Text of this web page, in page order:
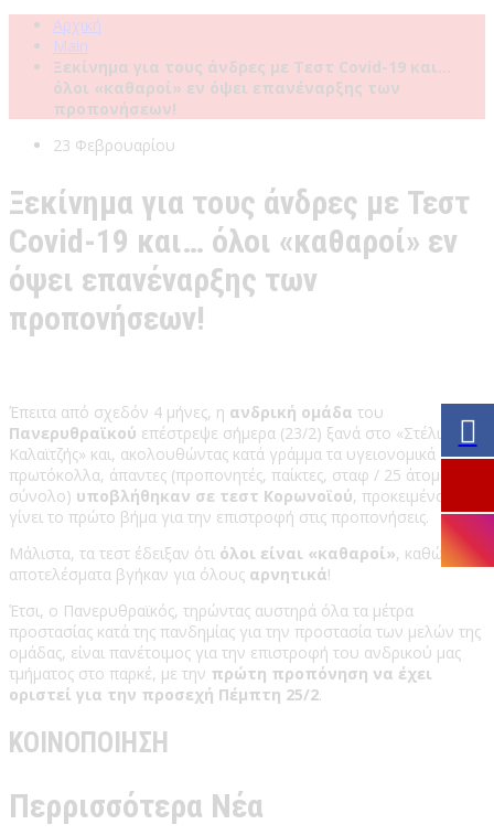
Αρχική
Main
Ξεκίνημα για τους άνδρες με Τεστ Covid-19 και…
όλοι «καθαροί» εν όψει επανέναρξης των
προπονήσεων!
23 Φεβρουαρίου
Ξεκίνημα για τους άνδρες με Τεστ
Covid-19 και… όλοι «καθαροί» εν
όψει επανέναρξης των
προπονήσεων!
Έπειτα από σχεδόν 4 μήνες, η ανδρική ομάδα του
Πανερυθραϊκού επέστρεψε σήμερα (23/2) ξανά στο «Στέλιος
Καλαϊτζής» και, ακολουθώντας κατά γράμμα τα υγειονομικά
πρωτόκολλα, άπαντες (προπονητές, παίκτες, σταφ / 25 άτομα το
σύνολο) υποβλήθηκαν σε τεστ Κορωνοϊού, προκειμένου να
γίνει το πρώτο βήμα για την επιστροφή στις προπονήσεις.
Μάλιστα, τα τεστ έδειξαν ότι όλοι είναι «καθαροί», καθώς τα
αποτελέσματα βγήκαν για όλους αρνητικά!
Έτσι, ο Πανερυθραϊκός, τηρώντας αυστηρά όλα τα μέτρα
προστασίας κατά της πανδημίας για την προστασία των μελών της
ομάδας, είναι πανέτοιμος για την επιστροφή του ανδρικού μας
τμήματος στο παρκέ, με την πρώτη προπόνηση να έχει
οριστεί για την προσεχή Πέμπτη 25/2.
ΚΟΙΝΟΠΟΙΗΣΗ
Περρισσότερα Νέα